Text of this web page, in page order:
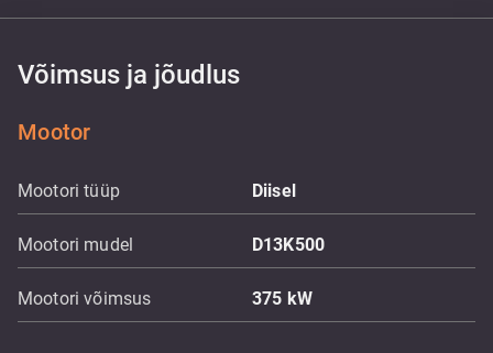
Võimsus ja jõudlus
Mootor
Mootori tüüp Diisel
Mootori mudel D13K500
Mootori võimsus 375 kW